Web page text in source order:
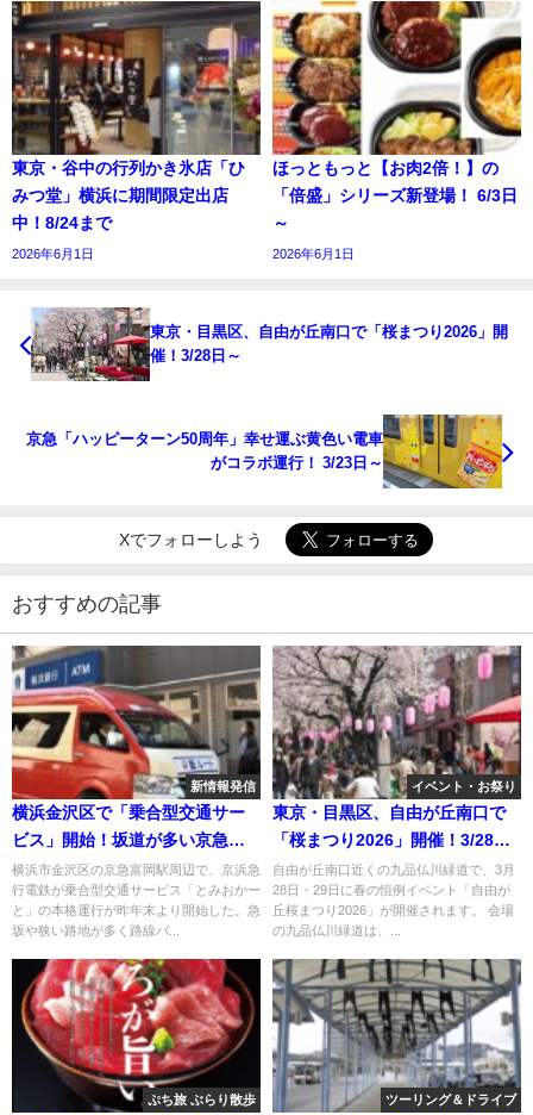
東京・谷中の行列かき氷店「ひ
みつ堂」横浜に期間限定出店
中！8/24まで
2026年6月1日
ほっともっと【お肉2倍！】の
「倍盛」シリーズ新登場！ 6/3日
～
2026年6月1日
東京・目黒区、自由が丘南口で「桜まつり2026」開
催！3/28日～
京急「ハッピーターン50周年」幸せ運ぶ黄色い電車
がコラボ運行！ 3/23日～
Xでフォローしよう
おすすめの記事
新情報発信
横浜金沢区で「乗合型交通サー
ビス」開始！坂道が多い京急富
岡駅一帯で
横浜市金沢区の京急富岡駅周辺で、京浜急
行電鉄が乗合型交通サービス「とみおかー
と」の本格運行が昨年末より開始した。急
坂や狭い路地が多く路線バ...
イベント・お祭り
東京・目黒区、自由が丘南口で
「桜まつり2026」開催！3/28日
～
自由が丘南口近くの九品仏川緑道で、3月
28日・29日に春の恒例イベント「自由が
丘桜まつり2026」が開催されます。 会場
の九品仏川緑道は、...
ぷち旅 ぶらり散歩 ツーリング＆ドライブ